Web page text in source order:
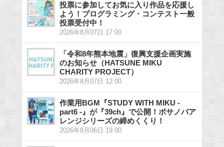
投票に参加してお気に入り作品を応援し
よう！プログラミング・コンテスト一般
投票受付中！
2026年8月07日 17:00
「令和8年熊本地震」復興支援企画実施
のお知らせ（HATSUNE MIKU
CHARITY PROJECT）
2026年8月07日 12:00
作業用BGM『STUDY WITH MIKU -
part6 -』が『39ch』で公開！ボサノバア
レンジシリーズの締めくくり！
2026年8月06日 19:00